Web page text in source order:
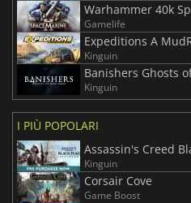
Warhammer 40k
Gamelife
Expeditions A
Kinguin
Banishers Ghosts
Kinguin
I PIÙ POPOLARI
Assassin's Creed
Kinguin
Corsair Cove
Game Boost